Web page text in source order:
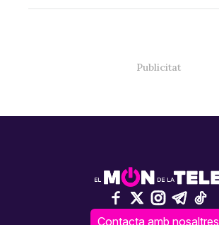
Contacta amb nosaltres